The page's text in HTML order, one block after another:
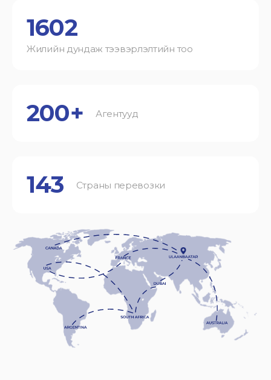
1602
Жилийн дундаж тээвэрлэлтийн тоо
200+ Агентууд
143 Страны перевозки